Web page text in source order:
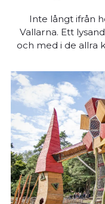
Inte långt ifrån
Vallarna. Ett
och med i de allra